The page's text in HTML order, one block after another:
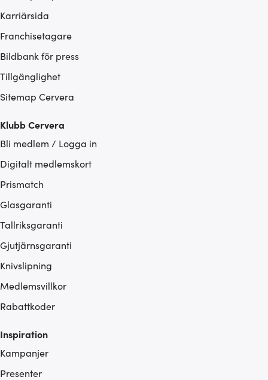
Karriärsida
Franchisetagare
Bildbank för press
Tillgänglighet
Sitemap Cervera
Klubb Cervera
Bli medlem / Logga in
Digitalt medlemskort
Prismatch
Glasgaranti
Tallriksgaranti
Gjutjärnsgaranti
Knivslipning
Medlemsvillkor
Rabattkoder
Inspiration
Kampanjer
Presenter